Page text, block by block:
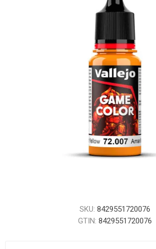
SKU: 8429551720076
GTIN: 8429551720076